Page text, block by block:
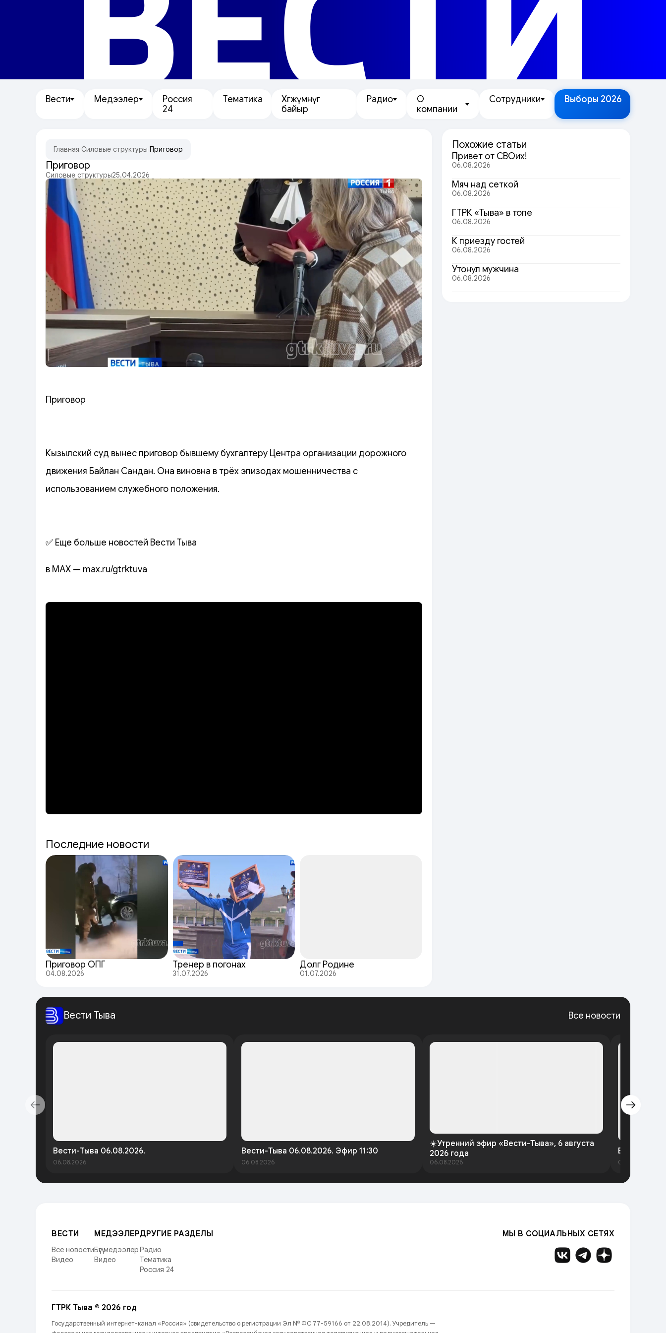
ВЕСТИ
Вести Медээлер
Россия
24
Тематика
Хөгжүмнүг
байыр
Радио
О
компании
Сотрудники Выборы 2026
Главная Силовые структуры Приговор
Приговор
Силовые структуры25.04.2026
Приговор
Кызылский суд вынес приговор бывшему бухгалтеру Центра организации дорожного
движения Байлан Сандан. Она виновна в трёх эпизодах мошенничества с
использованием служебного положения.
✅ Еще больше новостей Вести Тыва
в MAX — max.ru/gtrktuva
Последние новости
Приговор ОПГ
04.08.2026
Тренер в погонах
31.07.2026
Долг Родине
01.07.2026
Похожие статьи
Привет от СВОих!
06.08.2026
Мяч над сеткой
06.08.2026
ГТРК «Тыва» в топе
06.08.2026
К приезду гостей
06.08.2026
Утонул мужчина
06.08.2026
Вести Тыва Все новости
Вести-Тыва 06.08.2026.
06.08.2026
Вести-Тыва 06.08.2026. Эфир 11:30
06.08.2026
☀️Утренний эфир «Вести-Тыва», 6 августа
2026 года
06.08.2026
Вести-Тыва
05.08.2026
ВЕСТИ
Все новости
Видео
МЕДЭЭЛЕР
Бүгү медээлер
Видео
ДРУГИЕ РАЗДЕЛЫ
Радио
Тематика
Россия 24
МЫ В СОЦИАЛЬНЫХ СЕТЯХ
ГТРК Тыва © 2026 год
Государственный интернет-канал «Россия» (свидетельство о регистрации Эл № ФС 77-59166 от 22.08.2014). Учредитель —